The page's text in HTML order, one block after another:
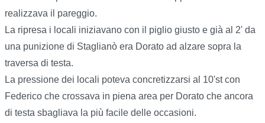
realizzava il pareggio.
La ripresa i locali iniziavano con il piglio giusto e già al 2' da
una punizione di Staglianò era Dorato ad alzare sopra la
traversa di testa.
La pressione dei locali poteva concretizzarsi al 10'st con
Federico che crossava in piena area per Dorato che ancora
di testa sbagliava la più facile delle occasioni.